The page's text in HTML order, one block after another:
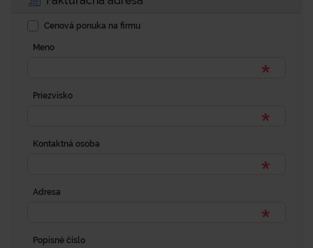
Cenová ponuka na firmu
Meno
Priezvisko
Kontaktná osoba
Adresa
Popisné číslo